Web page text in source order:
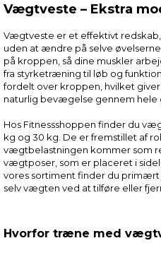
Vægtveste – Ekstra
Vægtveste er et effektivt
uden at ændre på selve
på kroppen, så dine muskler
fra styrketræning til løb og
fordelt over kroppen, hvilket
naturlig bevægelse gennem hele
Hos Fitnessshoppen finder du
kg og 30 kg. De er fremstillet af
vægtbelastningen kommer som
vægtposer, som er placeret i
vores sortiment finder du
selv vægten ved at tilføre eller
Hvorfor træne med